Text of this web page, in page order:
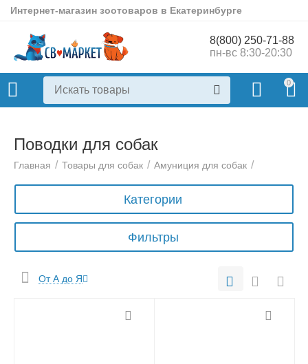
Интернет-магазин зоотоваров в Екатеринбурге
8(800) 250-71-88
пн-вс 8:30-20:30
0
Поводки для собак
Главная / Товары для собак / Амуниция для собак /
Категории
Фильтры
От А до Я